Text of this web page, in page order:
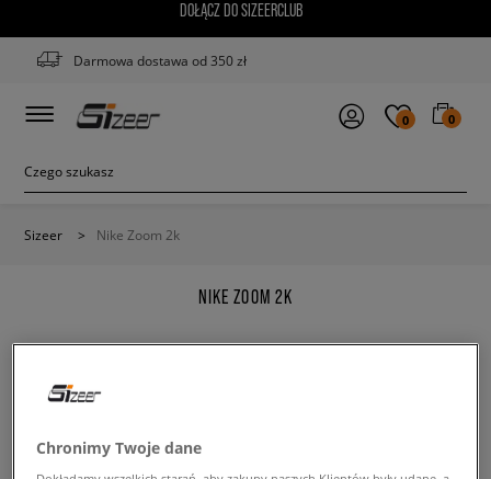
DOŁĄCZ DO SIZEERCLUB
Darmowa dostawa od 350 zł
0 0
Sizeer > Nike Zoom 2k
NIKE ZOOM 2K
ilości filtrów.
Chronimy Twoje dane